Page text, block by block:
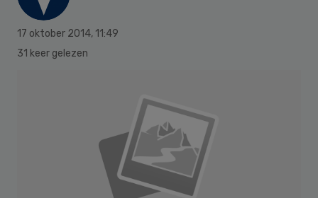
17 oktober 2014, 11:49
31 keer gelezen